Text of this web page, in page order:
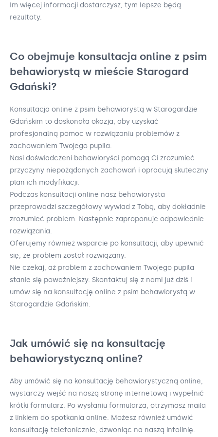
Im więcej informacji dostarczysz, tym lepsze będą
rezultaty.
Co obejmuje konsultacja online z psim
behawiorystą w mieście Starogard
Gdański?
Konsultacja online z psim behawiorystą w Starogardzie
Gdańskim to doskonała okazja, aby uzyskać
profesjonalną pomoc w rozwiązaniu problemów z
zachowaniem Twojego pupila.
Nasi doświadczeni behawioryści pomogą Ci zrozumieć
przyczyny niepożądanych zachowań i opracują skuteczny
plan ich modyfikacji.
Podczas konsultacji online nasz behawiorysta
przeprowadzi szczegółowy wywiad z Tobą, aby dokładnie
zrozumieć problem. Następnie zaproponuje odpowiednie
rozwiązania.
Oferujemy również wsparcie po konsultacji, aby upewnić
się, że problem został rozwiązany.
Nie czekaj, aż problem z zachowaniem Twojego pupila
stanie się poważniejszy. Skontaktuj się z nami już dziś i
umów się na konsultację online z psim behawiorystą w
Starogardzie Gdańskim.
Jak umówić się na konsultację
behawiorystyczną online?
Aby umówić się na konsultację behawiorystyczną online,
wystarczy wejść na naszą stronę internetową i wypełnić
krótki formularz. Po wysłaniu formularza, otrzymasz maila
z linkiem do spotkania online. Możesz również umówić
konsultację telefonicznie, dzwoniąc na naszą infolinię.